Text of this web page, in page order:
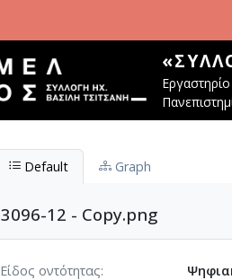
Default Graph
3096-12 - Copy.png
Είδος οντότητας